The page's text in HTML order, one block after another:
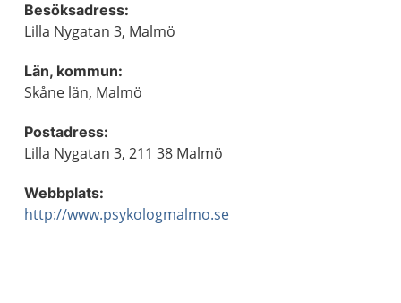
Besöksadress:
Lilla Nygatan 3, Malmö
Län, kommun:
Skåne län, Malmö
Postadress:
Lilla Nygatan 3, 211 38 Malmö
Webbplats:
http://www.psykologmalmo.se